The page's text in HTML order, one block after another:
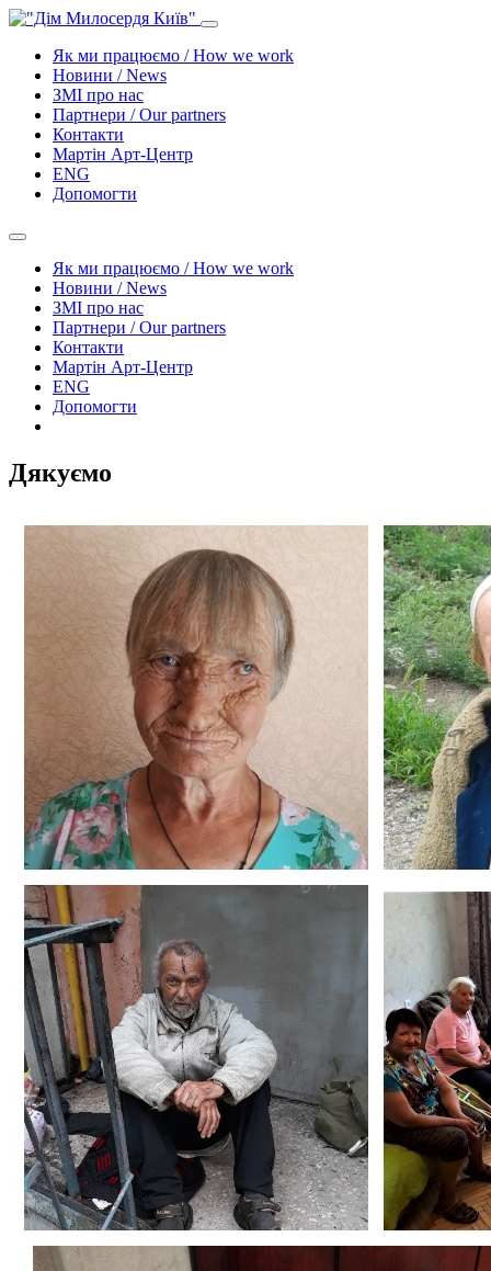
Як ми працюємо / How we work
Новини / News
ЗМІ про нас
Партнери / Our partners
Контакти
Mартін Арт-Центр
ENG
Допомогти
Як ми працюємо / How we work
Новини / News
ЗМІ про нас
Партнери / Our partners
Контакти
Mартін Арт-Центр
ENG
Допомогти
Дякуємо